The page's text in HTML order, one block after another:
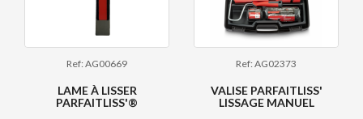
Ref: AG00669
LAME À LISSER
PARFAITLISS'®
Ref: AG02373
VALISE PARFAITLISS'
LISSAGE MANUEL